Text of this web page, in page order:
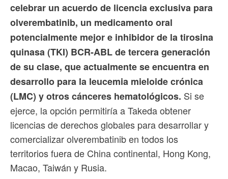
celebrar un acuerdo de licencia exclusiva para
olverembatinib, un medicamento oral
potencialmente mejor e inhibidor de la tirosina
quinasa (TKI) BCR-ABL de tercera generación
de su clase, que actualmente se encuentra en
desarrollo para la leucemia mieloide crónica
(LMC) y otros cánceres hematológicos. Si se
ejerce, la opción permitiría a Takeda obtener
licencias de derechos globales para desarrollar y
comercializar olverembatinib en todos los
territorios fuera de China continental, Hong Kong,
Macao, Taiwán y Rusia.